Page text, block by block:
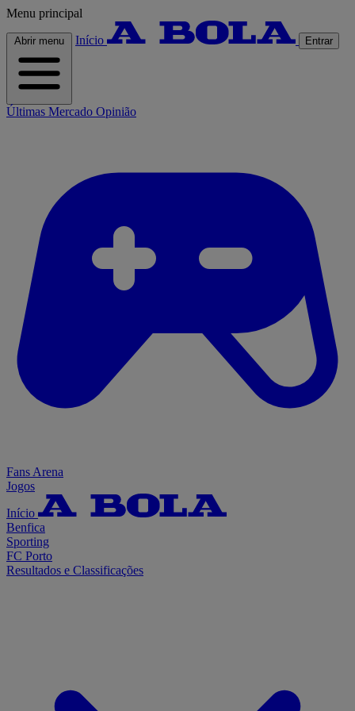
Menu principal
Abrir menu Início Entrar
Últimas Mercado Opinião
Fans Arena
Jogos
Início
Benfica
Sporting
FC Porto
Resultados e Classificações